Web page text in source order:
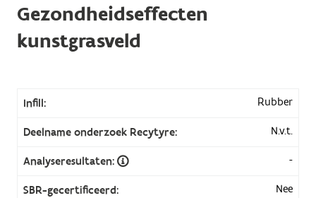
Gezondheidseffecten
kunstgrasveld
Infill: Rubber
Deelname onderzoek Recytyre: N.v.t.
Analyseresultaten: -
SBR-gecertificeerd: Nee